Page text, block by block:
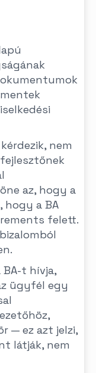
nem
az, hogy a
hogy a BA
felett.
BA-t hívja,
ügyfél egy
— ez azt jelzi,
látják, nem